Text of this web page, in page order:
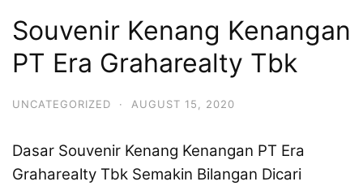
Souvenir Kenang Kenangan
PT Era Graharealty Tbk
UNCATEGORIZED · AUGUST 15, 2020
Dasar Souvenir Kenang Kenangan PT Era
Graharealty Tbk Semakin Bilangan Dicari